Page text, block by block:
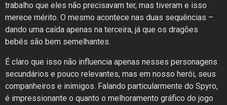
trabalho que eles não precisavam ter, mas tiveram e isso
merece mérito. O mesmo acontece nas duas sequências –
dando uma caída apenas na terceira, já que os dragões
bebês são bem semelhantes.
É claro que isso não influencia apenas nesses personagens
secundários e pouco relevantes, mas em nosso herói, seus
companheiros e inimigos. Falando particularmente do Spyro,
é impressionante o quanto o melhoramento gráfico do jogo